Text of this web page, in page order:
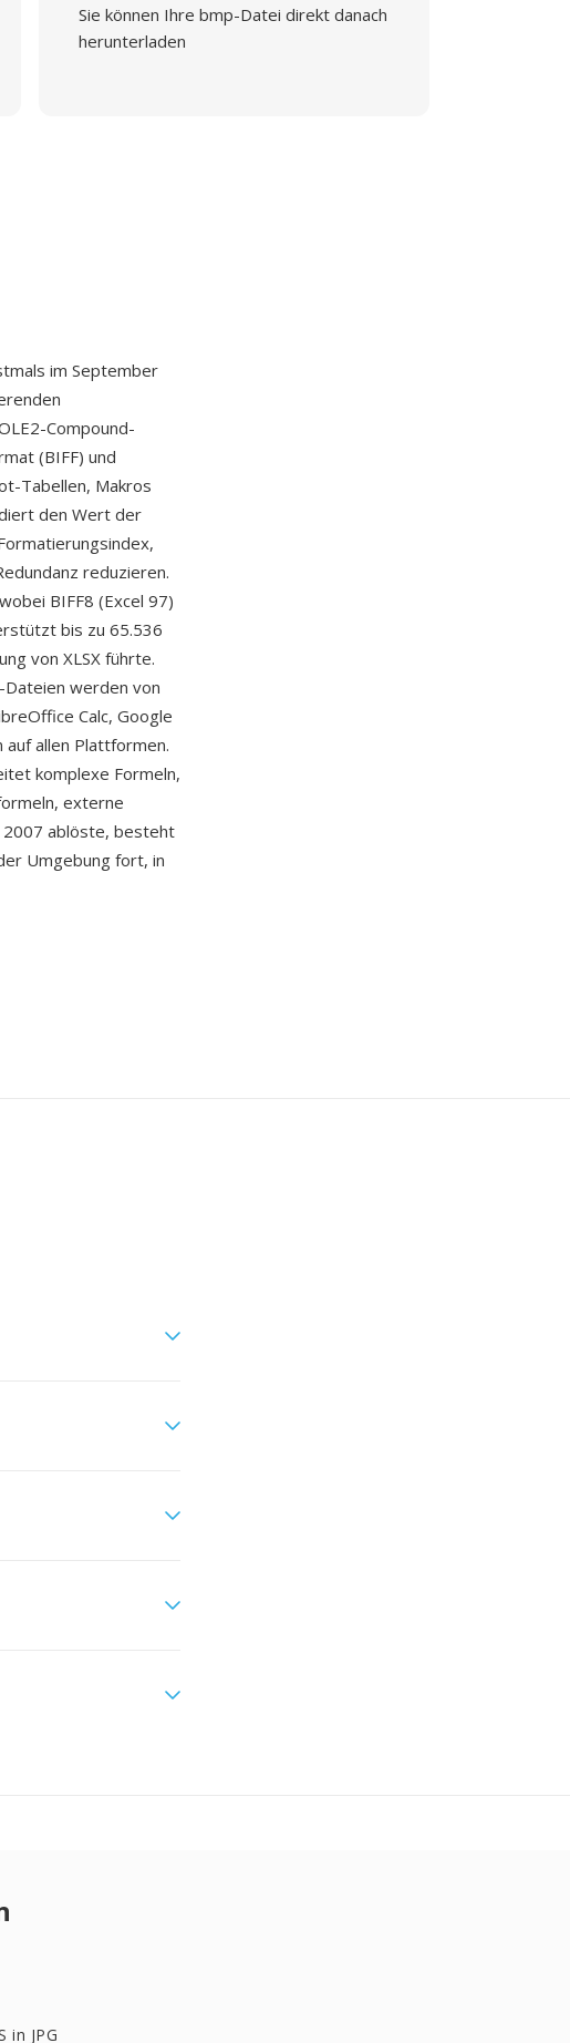
Sie können Ihre bmp-Datei direkt danach
herunterladen
im September
Compound-
(BIFF) und
Tabellen, Makros
den Wert der
reduzieren.
BIFF8 (Excel 97)
bis zu 65.536
von XLSX führte.
werden von
Calc, Google
allen Plattformen.
komplexe Formeln,
externe
2007 ablöste, besteht
Umgebung fort, in
in JPG